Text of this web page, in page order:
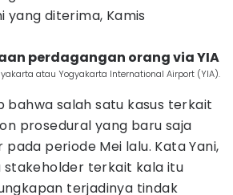
yang diterima, Kamis
perdagangan orang via YIA
atau Yogyakarta International Airport (YIA).
bahwa salah satu kasus terkait
prosedural yang baru saja
periode Mei lalu. Kata Yani,
stakeholder terkait kala itu
terjadinya tindak